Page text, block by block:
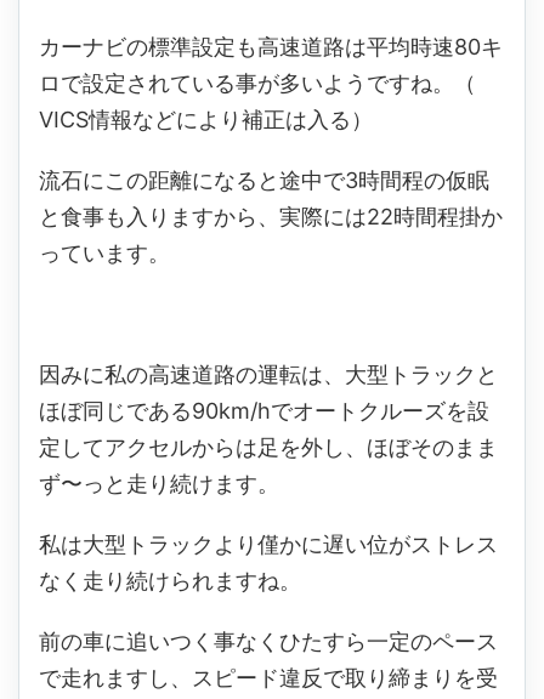
カーナビの標準設定も高速道路は平均時速80キ
ロで設定されている事が多いようですね。（
VICS情報などにより補正は入る）
流石にこの距離になると途中で3時間程の仮眠
と食事も入りますから、実際には22時間程掛か
っています。
因みに私の高速道路の運転は、大型トラックと
ほぼ同じである90km/hでオートクルーズを設
定してアクセルからは足を外し、ほぼそのまま
ず〜っと走り続けます。
私は大型トラックより僅かに遅い位がストレス
なく走り続けられますね。
前の車に追いつく事なくひたすら一定のペース
で走れますし、スピード違反で取り締まりを受